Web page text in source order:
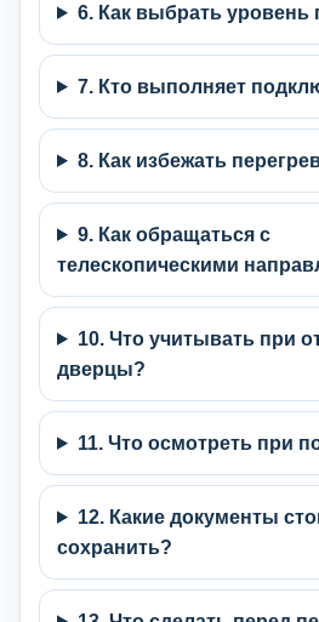
6. Как выбрать уровень
7. Кто выполняет
8. Как избежать
9. Как обращаться с
телескопическими
10. Что учитывать при
дверцы?
11. Что осмотреть при
12. Какие документы
сохранить?